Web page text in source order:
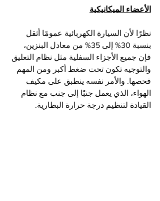
الأعضاء الميكانيكية
نظرًا لأن السيارة الكهربائية عمومًا أثقل
بنسبة 30% إلى 35% من معادل البنزين،
فإن جميع الأجزاء السفلية مثل نظام التعليق
والتوجيه تكون تحت ضغط أكبر ومن المهم
فحصها. والأمر نفسه ينطبق على مكيف
الهواء، الذي يعمل جنبًا إلى جنب مع نظام
القيادة لتنظيم درجة حرارة البطارية.